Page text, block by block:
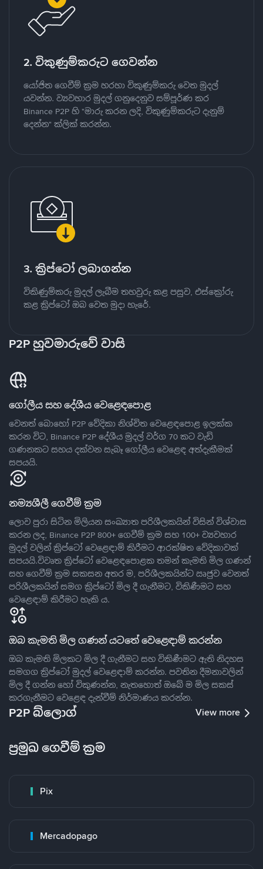
2. විකුණුම්කරුට ගෙවන්න
යෝජිත ගෙවීම් ක්‍රම හරහා විකුණුම්කරු වෙත මුදල්
යවන්න. ව්‍යවහාර මුදල් ගනුදෙනුව සම්පූර්ණ කර
Binance P2P හි "මාරු කරන ලදි, විකුණුම්කරුට දැනුම්
දෙන්න" ක්ලික් කරන්න.
3. ක්‍රිප්ටෝ ලබාගන්න
විකිණුම්කරු මුදල් ලැබීම තහවුරු කළ පසුව, එස්ක්‍රෝරු
කළ ක්‍රිප්ටෝ ඔබ වෙත මුදා හැරේ.
P2P හුවමාරුවේ වාසි
ගෝලීය සහ දේශීය වෙළෙඳපොළ
වෙනත් බොහෝ P2P වේදිකා නිශ්චිත වෙළෙඳපොළ ඉලක්ක
කරන විට, Binance P2P දේශීය මුදල් වර්ග 70 කට වැඩි
ගණනකට සහය දක්වන සැබෑ ගෝලීය වෙළෙඳ අත්දැකීමක්
සපයයි.
නම්‍යශීලී ගෙවීම් ක්‍රම
ලොව පුරා සිටින මිලියන සංඛ්‍යාත පරිශීලකයින් විසින් විශ්වාස
කරන ලද, Binance P2P 800+ ගෙවීම් ක්‍රම සහ 100+ ව්‍යවහාර
මුදල් වලින් ක්‍රිප්ටෝ වෙළෙඳාම් කිරීමට ආරක්ෂිත වේදිකාවක්
සපයයි.විවෘත ක්‍රිප්ටෝ වෙළෙඳපොළක තමන් කැමති මිල ගණන්
සහ ගෙවීම් ක්‍රම සකසන අතර ම, පරිශීලකයින්ට ඍජුව වෙනත්
පරිශීලකයින් සමග ක්‍රිප්ටෝ මිල දී ගැනීමට, විකිණීමට සහ
වෙළෙඳාම් කිරීමට හැකි ය.
ඔබ කැමති මිල ගණන් යටතේ වෙළෙඳාම් කරන්න
ඔබ කැමති මිලකට මිල දී ගැනීමට සහ විකිණීමට ඇති නිදහස
සමගග ක්‍රිප්ටෝ මුදල් වෙළෙඳාම් කරන්න. පවතින දීමනාවලින්
මිල දී ගන්න හෝ විකුණන්න, නැතහොත් ඔබේ ම මිල සකස්
කරගැනීමට වෙළෙඳ දැන්වීම් නිර්මාණය කරන්න.
P2P බ්ලොග් View more
ප්‍රමුඛ ගෙවීම් ක්‍රම
Pix
Mercadopago